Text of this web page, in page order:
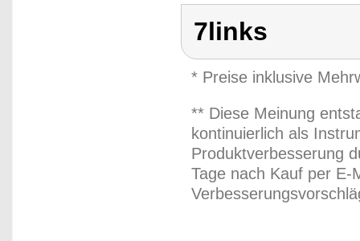
7links
* Preise inklusive
** Diese Meinung
kontinuierlich als
Produktverbesserung
Tage nach Kauf per E-